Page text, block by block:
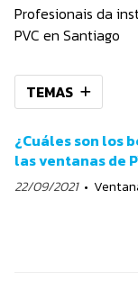
Profesionais da
PVC en Santiago
TEMAS
¿Cuáles son los
las ventanas de
22/09/2021